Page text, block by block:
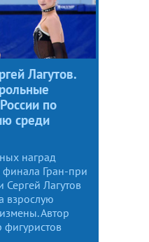
Лагутов.
по
среди
наград
финала Гран-при
Сергей Лагутов
взрослую
Автор
фигуристов